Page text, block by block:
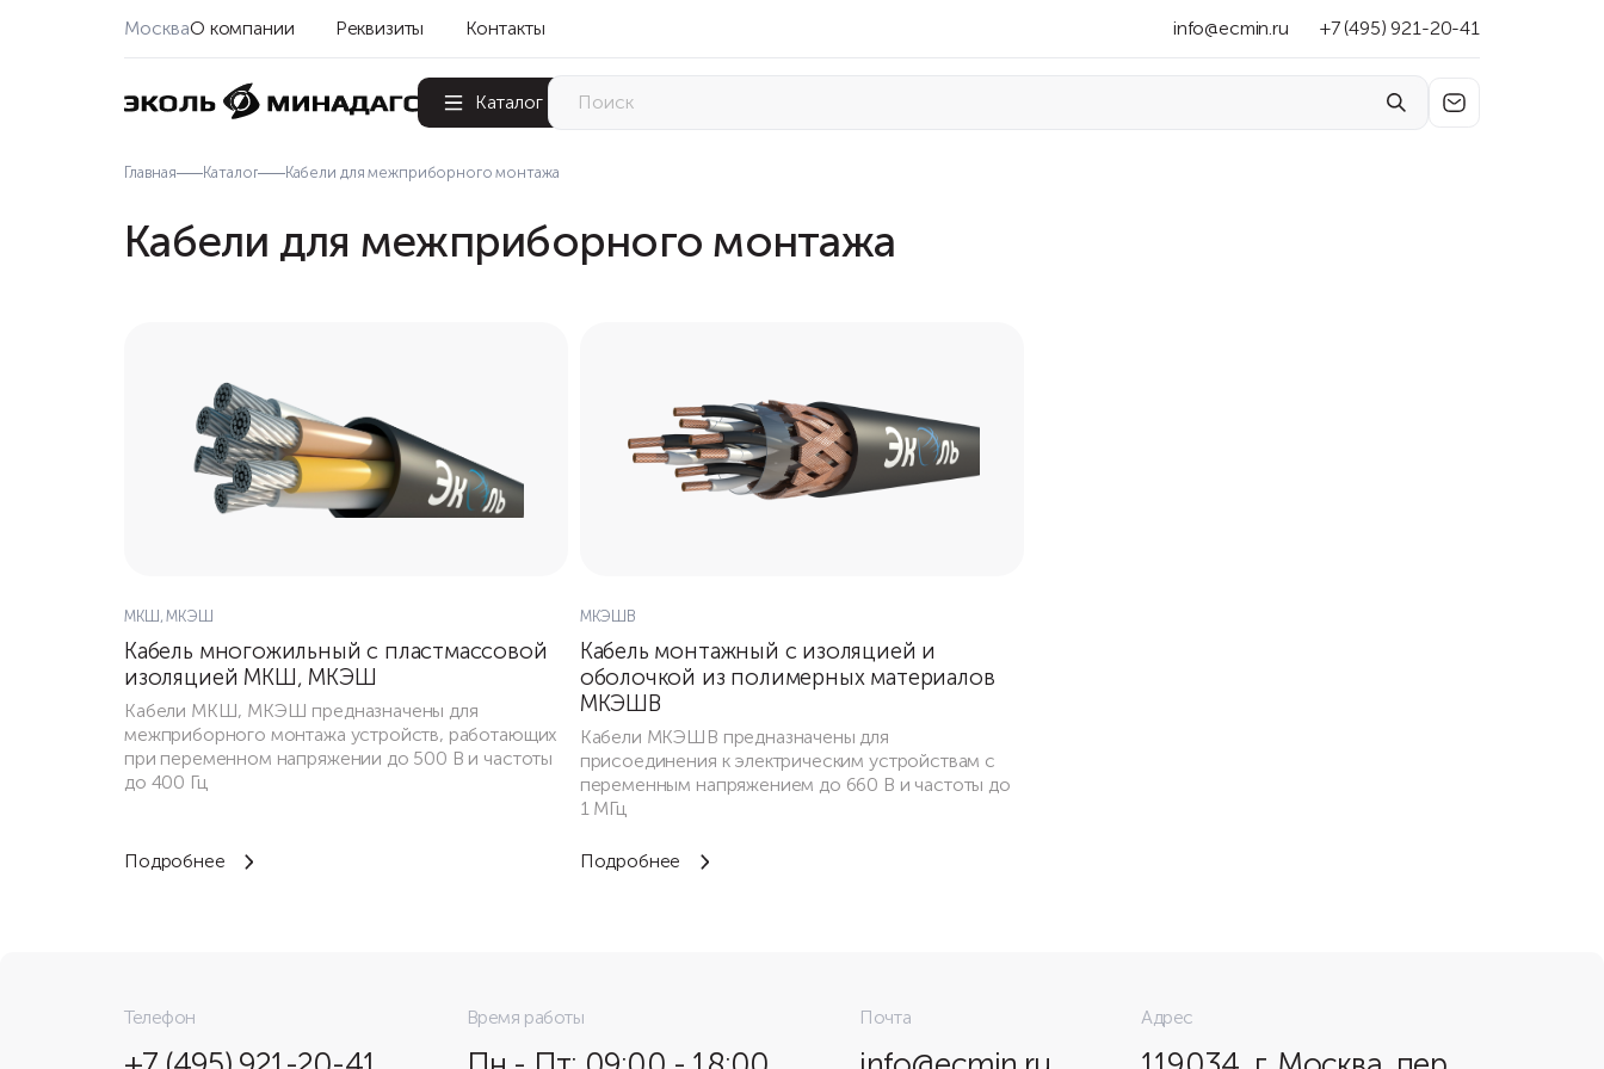
МоскваО компании Реквизиты Контакты info@ecmin.ru +7 (495) 921-20-41
Каталог
Главная Каталог Кабели для межприборного монтажа
Кабели для межприборного монтажа
МКШ, МКЭШ
Кабель многожильный с пластмассовой
изоляцией МКШ, МКЭШ
Кабели МКШ, МКЭШ предназначены для
межприборного монтажа устройств, работающих
при переменном напряжении до 500 В и частоты
до 400 Гц
Подробнее
МКЭШВ
Кабель монтажный с изоляцией и
оболочкой из полимерных материалов
МКЭШВ
Кабели МКЭШВ предназначены для
присоединения к электрическим устройствам с
переменным напряжением до 660 В и частоты до
1 МГц
Подробнее
Телефон Время работы Почта Адрес